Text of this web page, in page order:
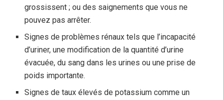
grossissent ; ou des saignements que vous ne
pouvez pas arrêter.
Signes de problèmes rénaux tels que l’incapacité
d’uriner, une modification de la quantité d’urine
évacuée, du sang dans les urines ou une prise de
poids importante.
Signes de taux élevés de potassium comme un